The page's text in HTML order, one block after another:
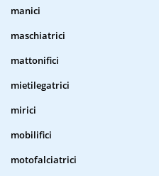
manici
maschiatrici
mattonifici
mietilegatrici
mirici
mobilifici
motofalciatrici